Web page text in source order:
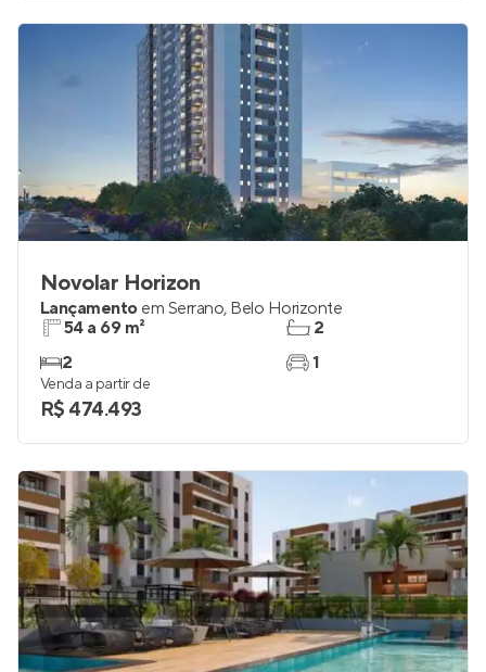
Novolar Horizon
Lançamento em Serrano, Belo Horizonte
54 a 69 m²
2
2
1
Venda a partir de
R$ 474.493